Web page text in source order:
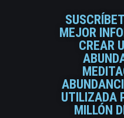
MEJOR
CREAR
UTILIZADA
MILLÓN